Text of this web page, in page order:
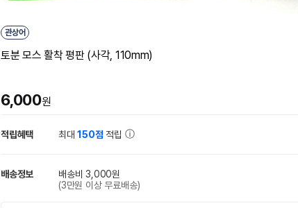
관상어
토분 모스 활착 평판 (사각, 110mm)
6,000원
적립혜택 최대150점 적립
배송정보
배송비 3,000원
(3만원 이상 무료배송)